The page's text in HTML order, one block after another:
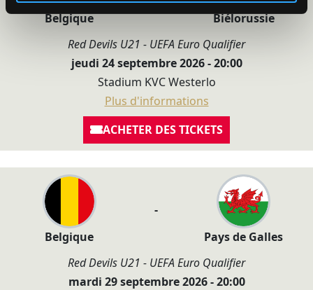
Belgique
Biélorussie
Red Devils U21 - UEFA Euro Qualifier
jeudi 24 septembre 2026 - 20:00
Stadium KVC Westerlo
Plus d'informations
ACHETER DES TICKETS
Belgique
-
Pays de Galles
Red Devils U21 - UEFA Euro Qualifier
mardi 29 septembre 2026 - 20:00